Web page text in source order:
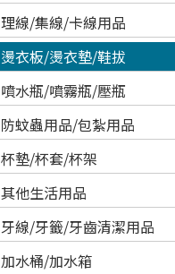
理線/集線/卡線用品
燙衣板/燙衣墊/鞋拔
噴水瓶/噴霧瓶/壓瓶
防蚊蟲用品/包紮用品
杯墊/杯套/杯架
其他生活用品
牙線/牙籤/牙齒清潔用品
加水桶/加水箱